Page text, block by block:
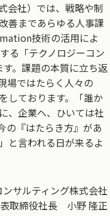
会社）では、戦略や制
善まであらゆる人事課
技術の活用によ
る「テクノロジーコン
。課題の本質に立ち返
場ではたらく人々の
しております。「誰か
、企業へ、ひいては社
の『はたらき方』があ
と言われる日が来るよ
サルティング株式会社
取締役社長 小野 隆正